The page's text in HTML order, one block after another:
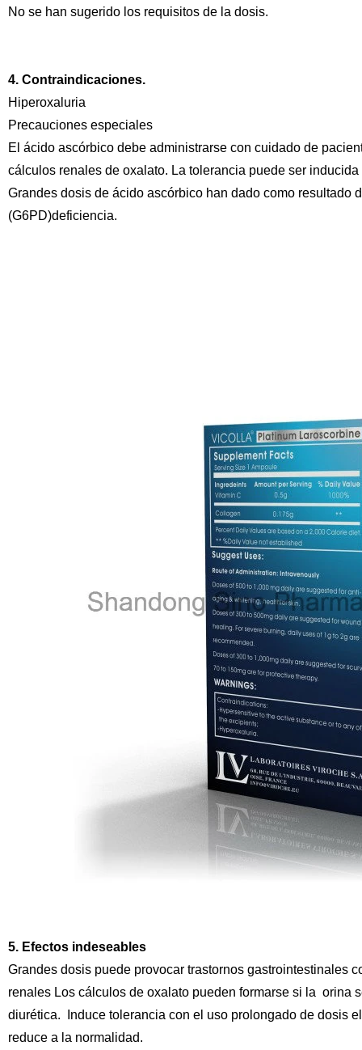
No se han sugerido los requisitos de la dosis.
4. Contraindicaciones.
Hiperoxaluria
Precauciones especiales
El ácido ascórbico debe administrarse con cuidado de
cálculos renales de oxalato. La tolerancia puede ser inducida
Grandes dosis de ácido ascórbico han dado como resultado
(G6PD)deficiencia.
5. Efectos indeseables
Grandes dosis puede provocar trastornos gastrointestinales
renales Los cálculos de oxalato pueden formarse si la orina
diurética.
Induce tolerancia con el uso prolongado de dosis
reduce a la normalidad.